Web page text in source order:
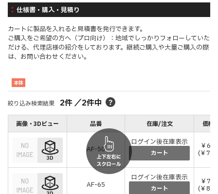
仕様書・購入・見積り
カートに製品を入れると見積書を発行できます。
ご購入をご希望の方へ（プロ向け）：地域でしっかりフォローしていた
だける、代理店様の紹介をしております。継続ご購入や大量ご購入の際
は、お問い合わせください。
本体
絞り込み検索結果 2件／2件中
画像・3Dビュー 品番 在庫/注文 価格(
AF-50
ログイン後在庫表示
カート
￥
(￥
AF-65
ログイン後在庫表示
カート
￥
(￥